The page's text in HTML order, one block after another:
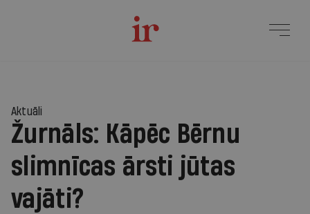
Aktuāli
Žurnāls: Kāpēc Bērnu
slimnīcas ārsti jūtas
vajāti?